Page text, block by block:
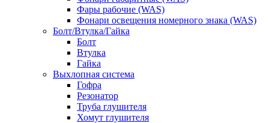
Фары рабочие (WAS)
Фонари освещения номерного знака (WAS)
Болт/Втулка/Гайка
Болт
Втулка
Гайка
Выхлопная система
Гофра
Резонатор
Труба глушителя
Хомут глушителя